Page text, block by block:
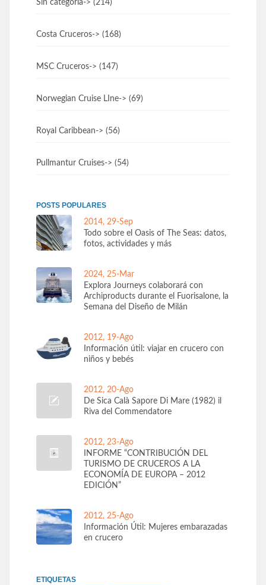
Sin categoría-> (214)
Costa Cruceros-> (168)
MSC Cruceros-> (147)
Norwegian Cruise LIne-> (69)
Royal Caribbean-> (56)
Pullmantur Cruises-> (54)
POSTS POPULARES
2014, 29-Sep
Todo sobre el Oasis of The Seas: datos,
fotos, actividades y más
2024, 25-Mar
Explora Journeys colaborará con
Archiproducts durante el Fuorisalone, la
Semana del Diseño de Milán
2012, 19-Ago
Información útil: viajar en crucero con
niños y bebés
2012, 20-Ago
De Sica Calà Sapore Di Mare (1982) il
Riva del Commendatore
2012, 23-Ago
INFORME “CONTRIBUCIÓN DEL
TURISMO DE CRUCEROS A LA
ECONOMÍA DE EUROPA – 2012
EDICIÓN”
2012, 25-Ago
Información Útil: Mujeres embarazadas
en crucero
ETIQUETAS